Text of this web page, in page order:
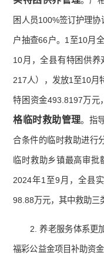
困人员100%签订护理
户抽查66户。1至10月
10月，全县有特困供养
217人），发放1至10月
特困资金493.8197万元
格临时救助管理。指
合条件的临时救助进行
临时救助乡镇最高审批
2024年1至9月，全县
98.88万元，其中救助三
2. 养老服务体系更
福彩公益金项目补助资